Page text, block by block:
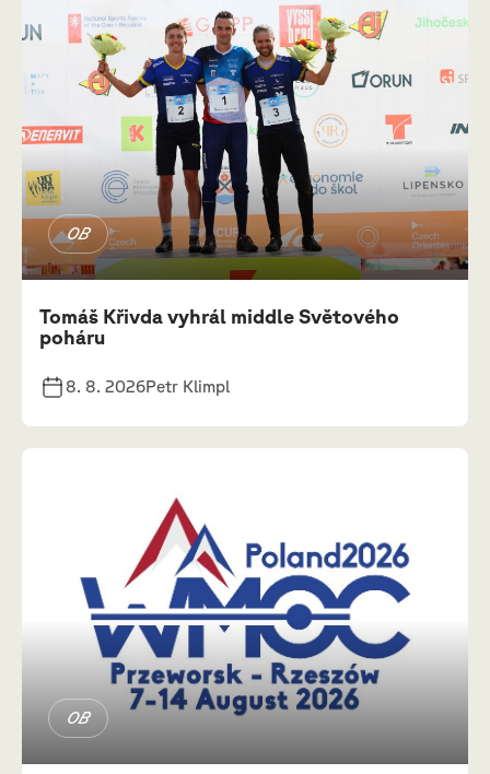
OB
Tomáš Křivda vyhrál middle Světového
poháru
8. 8. 2026Petr Klimpl
OB